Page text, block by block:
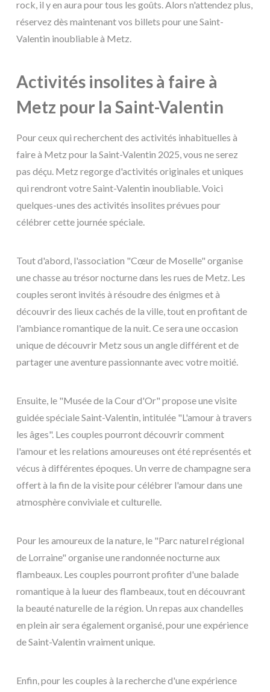
rock, il y en aura pour tous les goûts. Alors n'attendez plus,
réservez dès maintenant vos billets pour une Saint-
Valentin inoubliable à Metz.
Activités insolites à faire à
Metz pour la Saint-Valentin
Pour ceux qui recherchent des activités inhabituelles à
faire à Metz pour la Saint-Valentin 2025, vous ne serez
pas déçu. Metz regorge d'activités originales et uniques
qui rendront votre Saint-Valentin inoubliable. Voici
quelques-unes des activités insolites prévues pour
célébrer cette journée spéciale.
Tout d'abord, l'association "Cœur de Moselle" organise
une chasse au trésor nocturne dans les rues de Metz. Les
couples seront invités à résoudre des énigmes et à
découvrir des lieux cachés de la ville, tout en profitant de
l'ambiance romantique de la nuit. Ce sera une occasion
unique de découvrir Metz sous un angle différent et de
partager une aventure passionnante avec votre moitié.
Ensuite, le "Musée de la Cour d'Or" propose une visite
guidée spéciale Saint-Valentin, intitulée "L'amour à travers
les âges". Les couples pourront découvrir comment
l'amour et les relations amoureuses ont été représentés et
vécus à différentes époques. Un verre de champagne sera
offert à la fin de la visite pour célébrer l'amour dans une
atmosphère conviviale et culturelle.
Pour les amoureux de la nature, le "Parc naturel régional
de Lorraine" organise une randonnée nocturne aux
flambeaux. Les couples pourront profiter d'une balade
romantique à la lueur des flambeaux, tout en découvrant
la beauté naturelle de la région. Un repas aux chandelles
en plein air sera également organisé, pour une expérience
de Saint-Valentin vraiment unique.
Enfin, pour les couples à la recherche d'une expérience